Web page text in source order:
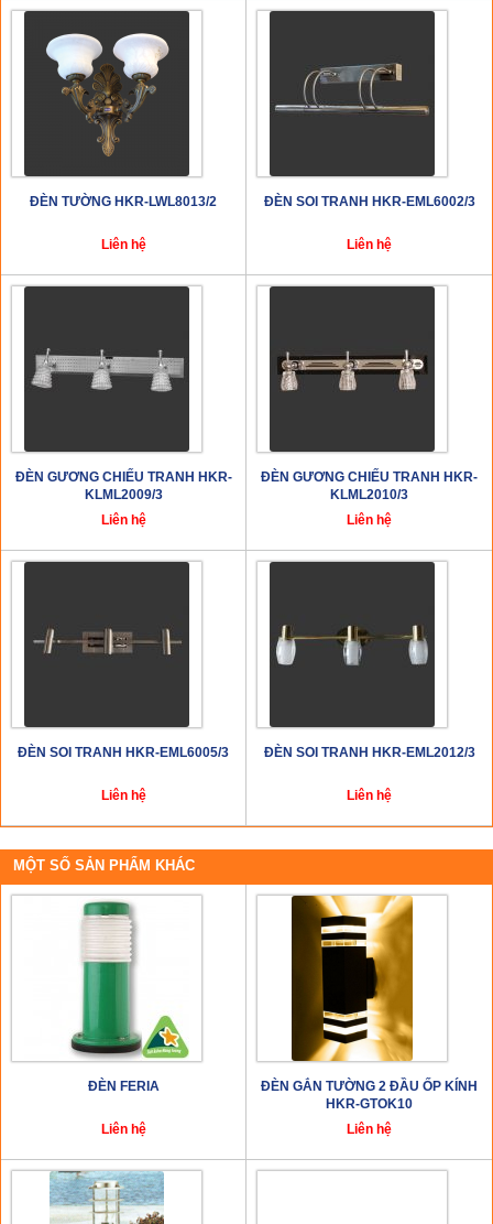
ĐÈN TƯỜNG HKR-LWL8013/2
Liên hệ
ĐÈN SOI TRANH HKR-EML6002/3
Liên hệ
ĐÈN GƯƠNG CHIẾU TRANH HKR-
KLML2009/3
Liên hệ
ĐÈN GƯƠNG CHIẾU TRANH HKR-
KLML2010/3
Liên hệ
ĐÈN SOI TRANH HKR-EML6005/3
Liên hệ
ĐÈN SOI TRANH HKR-EML2012/3
Liên hệ
MỘT SỐ SẢN PHẨM KHÁC
ĐÈN FERIA
Liên hệ
ĐÈN GẮN TƯỜNG 2 ĐẦU ỐP KÍNH
HKR-GTOK10
Liên hệ